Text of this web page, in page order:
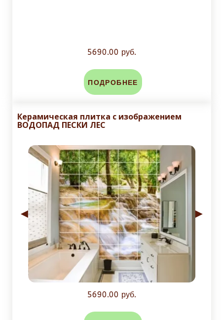
5690.00 руб.
ПОДРОБНЕЕ
Керамическая плитка с изображением
ВОДОПАД ПЕСКИ ЛЕС
◄ ►
5690.00 руб.